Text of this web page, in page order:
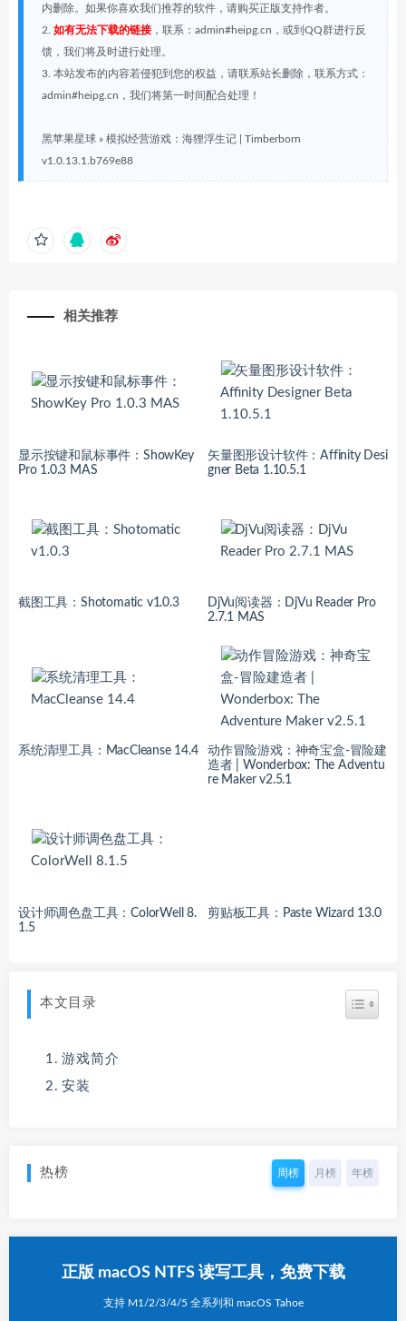
内删除。如果你喜欢我们推荐的软件，请购买正版支持作者。
2. 如有无法下载的链接，联系：admin#heipg.cn，或到QQ群进行反
馈，我们将及时进行处理。
3. 本站发布的内容若侵犯到您的权益，请联系站长删除，联系方式：
admin#heipg.cn，我们将第一时间配合处理！
黑苹果星球 » 模拟经营游戏：海狸浮生记 | Timberborn
v1.0.13.1.b769e88
相关推荐
显示按键和鼠标事件：ShowKey
Pro 1.0.3 MAS
矢量图形设计软件：Affinity Desi
gner Beta 1.10.5.1
截图工具：Shotomatic v1.0.3
DjVu阅读器：DjVu Reader Pro
2.7.1 MAS
系统清理工具：MacCleanse 14.4
动作冒险游戏：神奇宝盒-冒险建
造者 | Wonderbox: The Adventu
re Maker v2.5.1
设计师调色盘工具：ColorWell 8.
1.5
剪贴板工具：Paste Wizard 13.0
本文目录
游戏简介
安装
热榜 周榜 月榜 年榜
正版 macOS NTFS 读写工具，免费下载
支持 M1/2/3/4/5 全系列和 macOS Tahoe